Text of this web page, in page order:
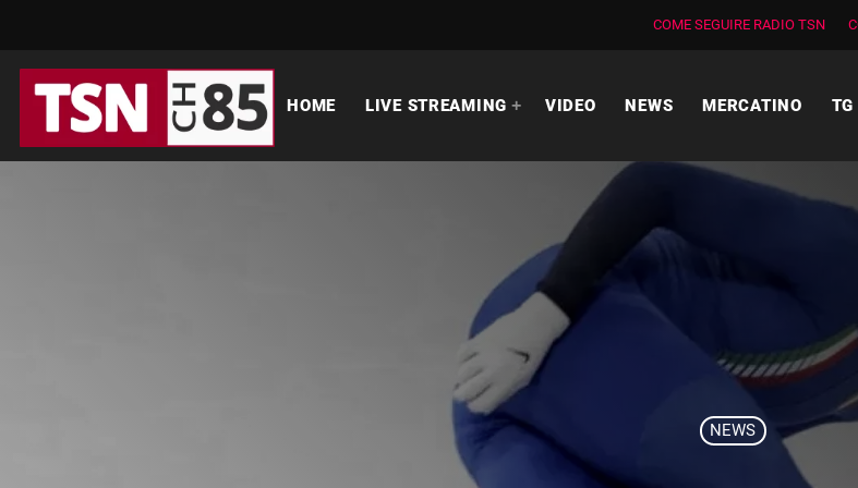
COME SEGUIRE RADIO TSN
HOME LIVE STREAMING VIDEO NEWS MERCATINO TG
NEWS